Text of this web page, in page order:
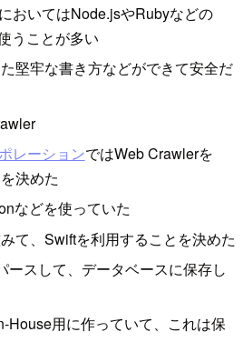
おいてはNode.jsやRubyなどの
うことが多い
堅牢な書き方などができて安全だ
レーションではWeb Crawlerを
決めた
などを使っていた
て、Swiftを利用することを決めた
ースして、データベースに保存し
House用に作っていて、これは保